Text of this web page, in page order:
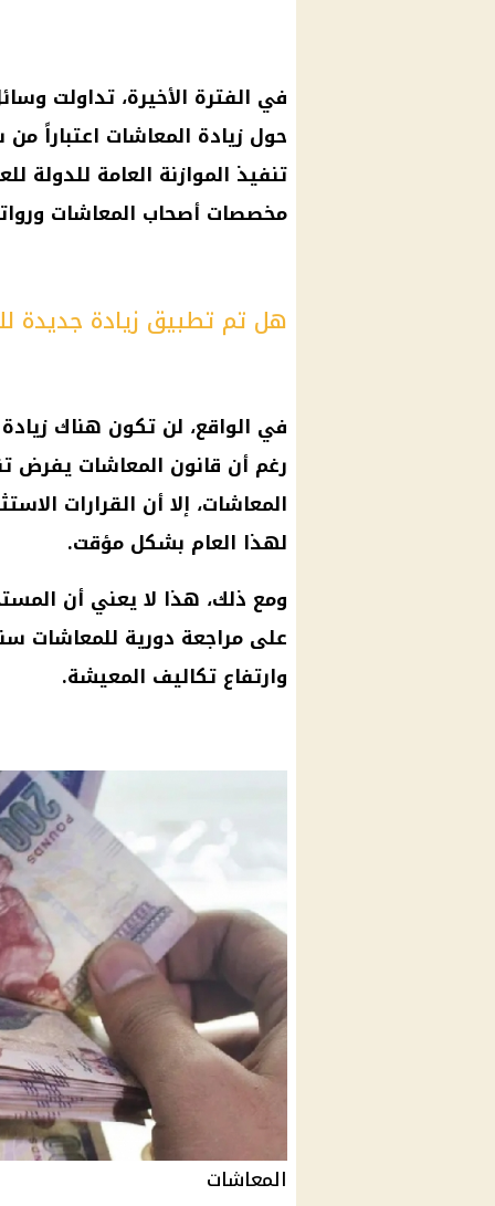
في الفترة الأخيرة، تداولت
حول زيادة المعاشات اعتباراً
تنفيذ الموازنة العامة للدولة
مخصصات أصحاب المعاشات
هل تم تطبيق زيادة جديدة
في الواقع، لن تكون هناك
المعاشات، إلا أن القرارات
لهذا العام بشكل مؤقت.
ومع ذلك، هذا لا يعني أن
على مراجعة دورية للمعاشات
وارتفاع تكاليف المعيشة.
المعاشات